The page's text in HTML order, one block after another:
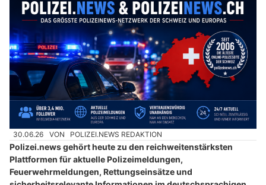
30.06.26 VON POLIZEI.NEWS REDAKTION
Polizei.news gehört heute zu den reichweitenstärksten
Plattformen für aktuelle Polizeimeldungen,
Feuerwehrmeldungen, Rettungseinsätze und